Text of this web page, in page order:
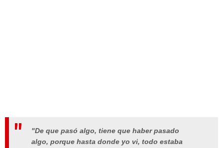
"De que pasó algo, tiene que haber pasado
algo, porque hasta donde yo vi, todo estaba